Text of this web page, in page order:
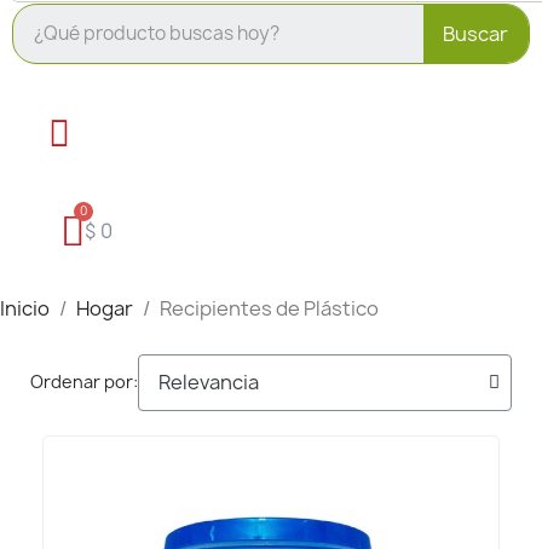
Buscar
$ 0
Inicio Hogar Recipientes de Plástico
Ordenar por: